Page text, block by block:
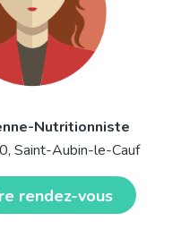
Nutritionniste
Saint-Aubin-le-Cauf
rendez-vous